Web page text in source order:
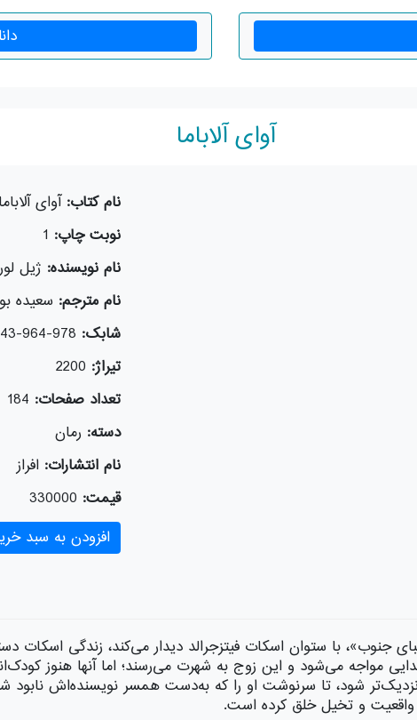
آوای آلاباما
نام کتاب:آوای آلاباما
نوبت چاپ: 1
نام نویسنده: ژیل
نام مترجم: سعیده
شابک: 978-964-243-081-9
تیراژ: 2200
تعداد صفحات: 184
دسته: رمان
نام انتشارات:افراز
قیمت: 330000
افزودن به سبد
2007 *** آلاباما، 1918. وقتی زلدا «زیبای جنوب»، با ستوان اسکات فیتزجرالد دیدار
مواجه می‌شود و این زوج به شهرت می‌رسند؛ اما آنها هنوز
شود، تا سرنوشت او را که به‌دست همسر نویسنده‌اش نابود
واقعیت و تخیل خلق کرده است.